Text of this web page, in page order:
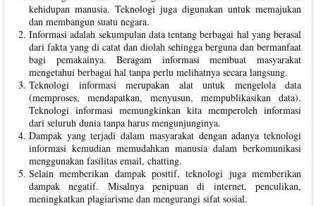
kehidupan manusia. Teknologi juga digunakan untuk memajukan
dan membangun suatu negara.
Informasi adalah sekumpulan data tentang berbagai hal yang berasal
dari fakta yang di catat dan diolah sehingga berguna dan bermanfaat
bagi pemakainya. Beragam informasi membuat masyarakat
mengetahui berbagai hal tanpa perlu melihatnya secara langsung.
Teknologi informasi merupakan alat untuk mengelola data
(memproses, mendapatkan, menyusun, mempublikasikan data).
Teknologi informasi memungkinkan kita memperoleh informasi
dari seluruh dunia tanpa harus mengunjunginya.
Dampak yang terjadi dalam masyarakat dengan adanya teknologi
informasi kemudian memudahkan manusia dalam berkomunikasi
menggunakan fasilitas email, chatting.
Selain memberikan dampak positif, teknologi juga memberikan
dampak negatif. Misalnya penipuan di internet, penculikan,
meningkatkan plagiarisme dan mengurangi sifat sosial.